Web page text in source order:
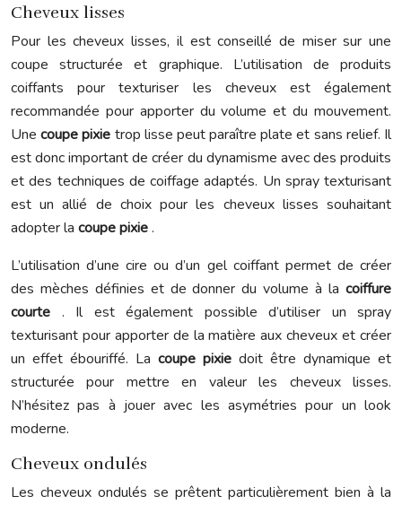
Cheveux lisses
Pour les cheveux lisses, il est conseillé de miser sur une
coupe structurée et graphique. L’utilisation de produits
coiffants pour texturiser les cheveux est également
recommandée pour apporter du volume et du mouvement.
Unecoupe pixie trop lisse peut paraître plate et sans relief. Il
est donc important de créer du dynamisme avec des produits
et des techniques de coiffage adaptés. Un spray texturisant
est un allié de choix pour les cheveux lisses souhaitant
adopter la coupe pixie.
L’utilisation d’une cire ou d’un gel coiffant permet de créer
des mèches définies et de donner du volume à la coiffure
courte . Il est également possible d’utiliser un spray
texturisant pour apporter de la matière aux cheveux et créer
un effet ébouriffé. La coupe pixie doit être dynamique et
structurée pour mettre en valeur les cheveux lisses.
N’hésitez pas à jouer avec les asymétries pour un look
moderne.
Cheveux ondulés
Les cheveux ondulés se prêtent particulièrement bien à la